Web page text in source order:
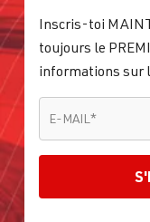
Inscris-toi
toujours le
informations sur
E-MAIL *